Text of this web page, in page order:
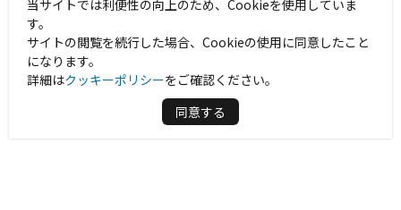
当サイトでは利便性の向上のため、Cookieを使用していま
す。
サイトの閲覧を続行した場合、Cookieの使用に同意したこと
になります。
詳細はクッキーポリシーをご確認ください。
同意する